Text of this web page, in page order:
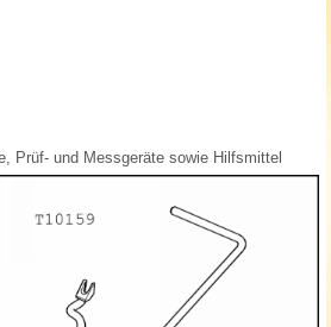
Prüf- und Messgeräte sowie Hilfsmittel